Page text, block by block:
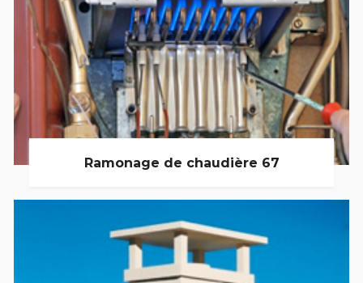
Ramonage de chaudière 67